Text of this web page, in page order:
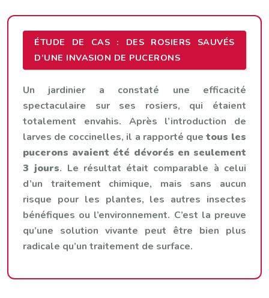
ÉTUDE DE CAS : DES ROSIERS SAUVÉS
D’UNE INVASION DE PUCERONS
Un jardinier a constaté une efficacité
spectaculaire sur ses rosiers, qui étaient
totalement envahis. Après l’introduction de
larves de coccinelles, il a rapporté que tous les
pucerons avaient été dévorés en seulement
3 jours. Le résultat était comparable à celui
d’un traitement chimique, mais sans aucun
risque pour les plantes, les autres insectes
bénéfiques ou l’environnement. C’est la preuve
qu’une solution vivante peut être bien plus
radicale qu’un traitement de surface.